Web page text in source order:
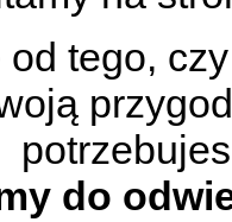
tego,
do